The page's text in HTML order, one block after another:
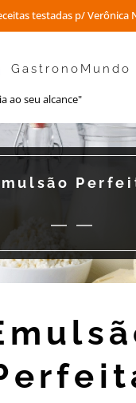
testadas p/ Verônica
GastronoMundo
ao seu alcance"